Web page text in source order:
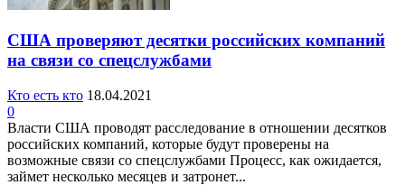
США проверяют десятки российских компаний
на связи со спецслужбами
Кто есть кто 18.04.2021
0
Власти США проводят расследование в отношении десятков
российских компаний, которые будут проверены на
возможные связи со спецслужбами Процесс, как ожидается,
займет несколько месяцев и затронет...